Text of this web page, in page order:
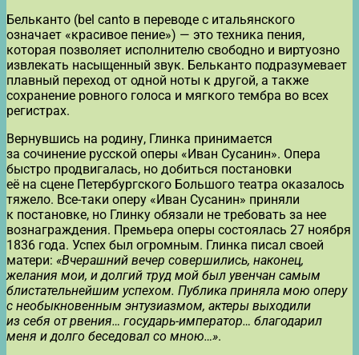
Бельканто (bel canto в переводе с итальянского
означает «красивое пение») — это техника пения,
которая позволяет исполнителю свободно и виртуозно
извлекать насыщенный звук. Бельканто подразумевает
плавный переход от одной ноты к другой, а также
сохранение ровного голоса и мягкого тембра во всех
регистрах.
Вернувшись на родину, Глинка принимается
за сочинение русской оперы «Иван Сусанин». Опера
быстро продвигалась, но добиться постановки
её на сцене Петербургского Большого театра оказалось
тяжело. Все-таки оперу «Иван Сусанин» приняли
к постановке, но Глинку обязали не требовать за нее
вознаграждения. Премьера оперы состоялась 27 ноября
1836 года. Успех был огромным. Глинка писал своей
матери: «Вчерашний вечер совершились, наконец,
желания мои, и долгий труд мой был увенчан самым
блистательнейшим успехом. Публика приняла мою оперу
с необыкновенным энтузиазмом, актеры выходили
из себя от рвения… государь-император… благодарил
меня и долго беседовал со мною…».